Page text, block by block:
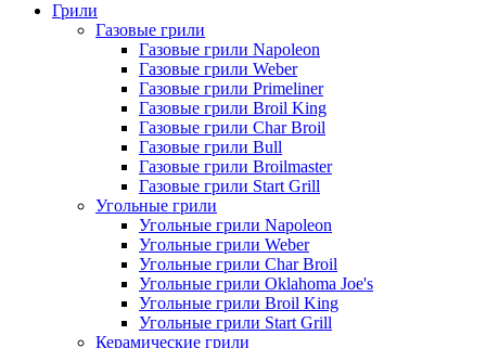
Грили
Газовые грили
Газовые грили Napoleon
Газовые грили Weber
Газовые грили Primeliner
Газовые грили Broil King
Газовые грили Char Broil
Газовые грили Bull
Газовые грили Broilmaster
Газовые грили Start Grill
Угольные грили
Угольные грили Napoleon
Угольные грили Weber
Угольные грили Char Broil
Угольные грили Oklahoma Joe's
Угольные грили Broil King
Угольные грили Start Grill
Керамические грили